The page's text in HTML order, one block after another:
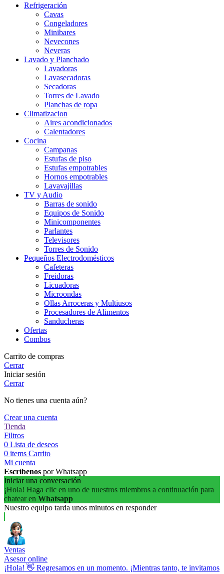
Refrigeración
Cavas
Congeladores
Minibares
Nevecones
Neveras
Lavado y Planchado
Lavadoras
Lavasecadoras
Secadoras
Torres de Lavado
Planchas de ropa
Climatizacion
Aires acondicionados
Calentadores
Cocina
Campanas
Estufas de piso
Estufas empotrables
Hornos empotrables
Lavavajillas
TV y Audio
Barras de sonido
Equipos de Sonido
Minicomponentes
Parlantes
Televisores
Torres de Sonido
Pequeños Electrodomésticos
Cafeteras
Freidoras
Licuadoras
Microondas
Ollas Arroceras y Multiusos
Procesadores de Alimentos
Sanducheras
Ofertas
Combos
Carrito de compras
Cerrar
Iniciar sesión
Cerrar
No tienes una cuenta aún?
Crear una cuenta
Tienda
Filtros
0 Lista de deseos
0 items Carrito
Mi cuenta
Escríbenos por Whatsapp
Iniciar una conversación
¡Hola! Haga clic en uno de nuestros miembros a continuación para
chatear en Whatsapp
Nuestro equipo tarda unos minutos en responder
Ventas
Asesor online
¡Hola! 👋 Regresamos en un momento. ¡Mientras tanto, te invitamos